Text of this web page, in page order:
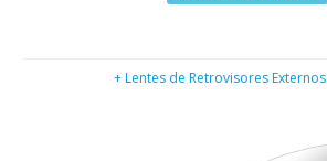
+ Lentes de Retrovisores